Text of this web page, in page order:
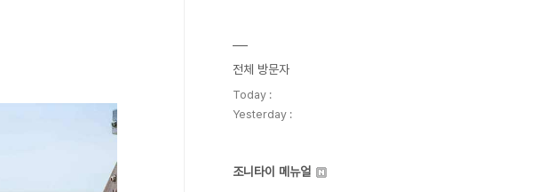
전체 방문자
Today :
Yesterday :
조니타이 메뉴얼